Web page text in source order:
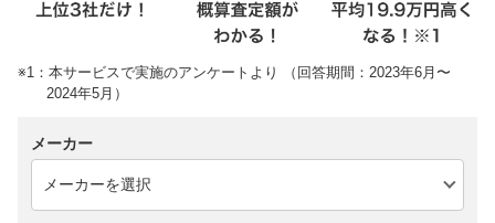
※1：本サービスで実施のアンケートより （回答期間：2023年6月〜
2024年5月）
メーカー